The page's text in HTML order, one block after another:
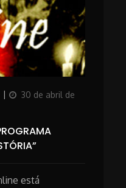
Posted
30 de abril de
está